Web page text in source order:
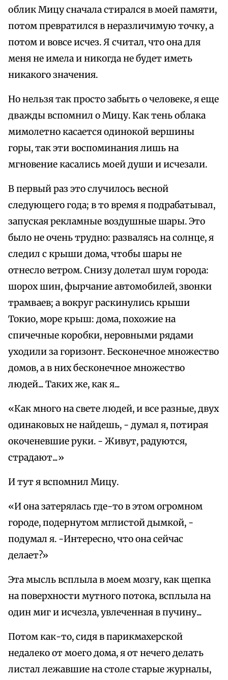
облик Мицу сначала стирался в моей памяти,
потом превратился в неразличимую точку, а
потом и вовсе исчез. Я считал, что она для
меня не имела и никогда не будет иметь
никакого значения.
Но нельзя так просто забыть о человеке, я еще
дважды вспомнил о Мицу. Как тень облака
мимолетно касается одинокой вершины
горы, так эти воспоминания лишь на
мгновение касались моей души и исчезали.
В первый раз это случилось весной
следующего года; в то время я подрабатывал,
запуская рекламные воздушные шары. Это
было не очень трудно: развалясь на солнце, я
следил с крыши дома, чтобы шары не
отнесло ветром. Снизу долетал шум города:
шорох шин, фырчание автомобилей, звонки
трамваев; а вокруг раскинулись крыши
Токио, море крыш: дома, похожие на
спичечные коробки, неровными рядами
уходили за горизонт. Бесконечное множество
домов, а в них бесконечное множество
людей... Таких же, как я...
«Как много на свете людей, и все разные, двух
одинаковых не найдешь, - думал я, потирая
окоченевшие руки. - Живут, радуются,
страдают...»
И тут я вспомнил Мицу.
«И она затерялась где-то в этом огромном
городе, подернутом мглистой дымкой, -
подумал я. -Интересно, что она сейчас
делает?»
Эта мысль всплыла в моем мозгу, как щепка
на поверхности мутного потока, всплыла на
один миг и исчезла, увлеченная в пучину...
Потом как-то, сидя в парикмахерской
недалеко от моего дома, я от нечего делать
листал лежавшие на столе старые журналы,